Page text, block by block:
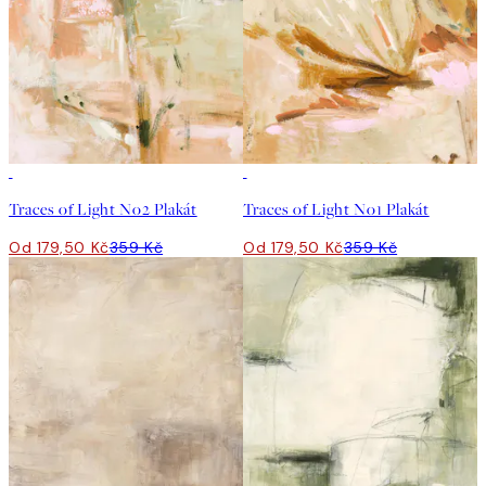
Traces of Light No2 Plakát
Od 179,50 Kč359 Kč
Traces of Light No1 Plakát
Od 179,50 Kč359 Kč